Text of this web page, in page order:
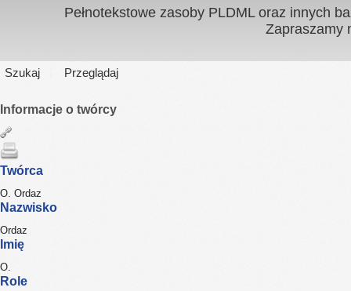
Pełnotekstowe zasoby PLDML oraz innych
Zapraszamy
Szukaj Przeglądaj
Informacje o twórcy
Twórca
O. Ordaz
Nazwisko
Ordaz
Imię
O.
Role